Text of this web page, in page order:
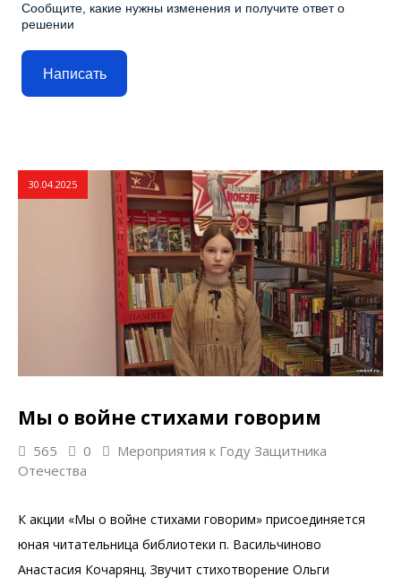
Сообщите, какие нужны изменения и получите ответ о
решении
Написать
30.04.2025
Мы о войне стихами говорим
565 0
Мероприятия к Году Защитника
Отечества
К акции «Мы о войне стихами говорим» присоединяется
юная читательница библиотеки п. Васильчиново
Анастасия Кочарянц. Звучит стихотворение Ольги